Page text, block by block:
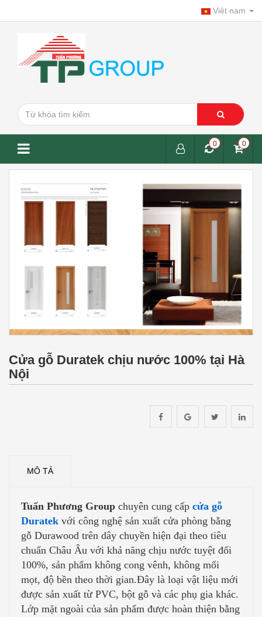
Viêt nam
0
0
Cửa gỗ Duratek chịu nước 100% tại Hà
Nội
MÔ TẢ
Tuấn Phương Group chuyên cung cấp cửa gỗ
Duratek với công nghệ sản xuất cửa phòng bằng
gỗ Durawood trên dây chuyền hiện đại theo tiêu
chuẩn Châu Âu với khả năng chịu nước tuyệt đối
100%, sản phẩm không cong vênh, không mối
mọt, độ bền theo thời gian.Đây là loại vật liệu mới
được sản xuất từ PVC, bột gỗ và các phụ gia khác.
Lớp mặt ngoài của sản phẩm được hoàn thiện bằng